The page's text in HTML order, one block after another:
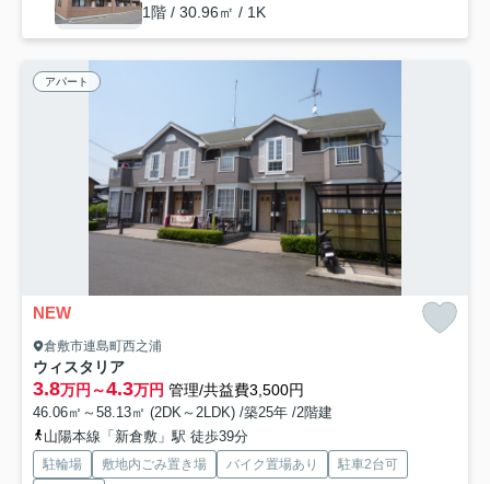
1階 / 30.96㎡ / 1K
アパート
NEW
倉敷市連島町西之浦
ウィスタリア
3.8万円～4.3万円 管理/共益費3,500円
46.06㎡～58.13㎡ (2DK～2LDK) /築25年 /2階建
山陽本線「新倉敷」駅 徒歩39分
駐輪場 敷地内ごみ置き場 バイク置場あり
駐車2台可